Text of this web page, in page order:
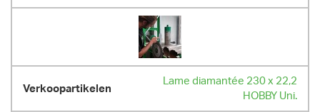
Lame diamantée 230 x 22,2
HOBBY Uni.